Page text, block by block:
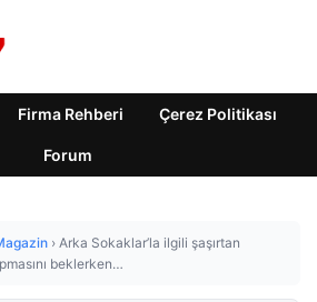
Firma Rehberi Çerez Politikası
Forum
› Arka Sokaklar’la ilgili şaşırtan
beklerken…